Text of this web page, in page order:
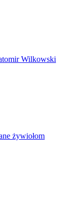
Wilkowski
żywiołom